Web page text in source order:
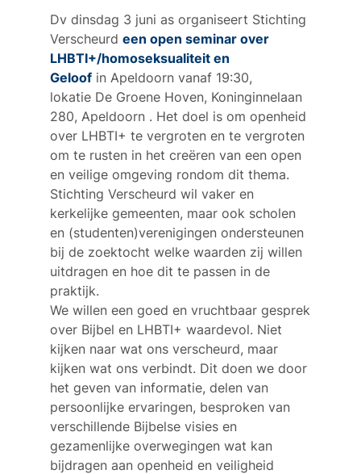
Dv dinsdag 3 juni as organiseert Stichting
Verscheurdeen open seminar over
LHBTI+/homoseksualiteit en
Geloof in Apeldoorn vanaf 19:30,
lokatie De Groene Hoven, Koninginnelaan
280, Apeldoorn . Het doel is om openheid
over LHBTI+ te vergroten en te vergroten
om te rusten in het creëren van een open
en veilige omgeving rondom dit thema.
Stichting Verscheurd wil vaker en
kerkelijke gemeenten, maar ook scholen
en (studenten)verenigingen ondersteunen
bij de zoektocht welke waarden zij willen
uitdragen en hoe dit te passen in de
praktijk.
We willen een goed en vruchtbaar gesprek
over Bijbel en LHBTI+ waardevol. Niet
kijken naar wat ons verscheurd, maar
kijken wat ons verbindt. Dit doen we door
het geven van informatie, delen van
persoonlijke ervaringen, besproken van
verschillende Bijbelse visies en
gezamenlijke overwegingen wat kan
bijdragen aan openheid en veiligheid